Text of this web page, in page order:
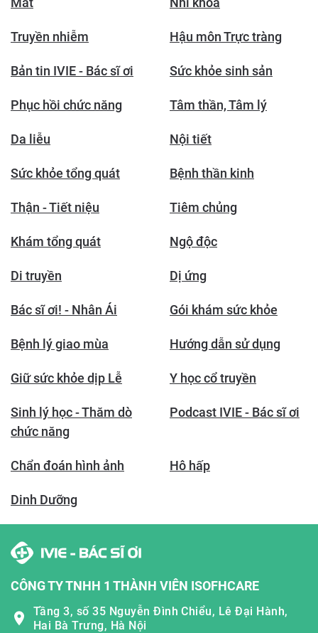
Truyền nhiễm Hậu môn Trực tràng
Bản tin IVIE - Bác sĩ ơi Sức khỏe sinh sản
Phục hồi chức năng Tâm thần, Tâm lý
Da liễu Nội tiết
Sức khỏe tổng quát Bệnh thần kinh
Thận - Tiết niệu Tiêm chủng
Khám tổng quát Ngộ độc
Di truyền Dị ứng
Bác sĩ ơi! - Nhân Ái Gói khám sức khỏe
Bệnh lý giao mùa Hướng dẫn sử dụng
Giữ sức khỏe dịp Lễ Y học cổ truyền
Sinh lý học - Thăm dò
chức năng
Podcast IVIE - Bác sĩ ơi
Chẩn đoán hình ảnh Hô hấp
Dinh Dưỡng
CÔNG TY TNHH 1 THÀNH VIÊN ISOFHCARE
Tầng 3, số 35 Nguyễn Đình Chiểu, Lê Đại Hành,
Hai Bà Trưng, Hà Nội